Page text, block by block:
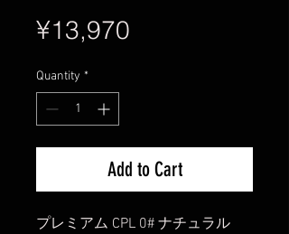
¥13,970
Quantity *
Add to Cart
プレミアム CPL 0# ナチュラル